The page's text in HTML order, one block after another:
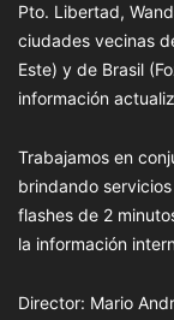
Pto. Libertad,
ciudades vecinas
Este) y de Brasil
información
Trabajamos en
brindando
flashes de 2
la información
Director: Mario